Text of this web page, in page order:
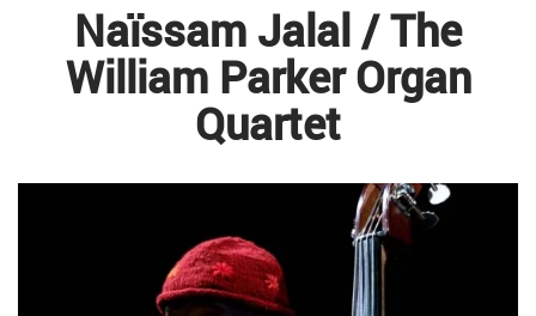
Naïssam Jalal / The
William Parker Organ
Quartet